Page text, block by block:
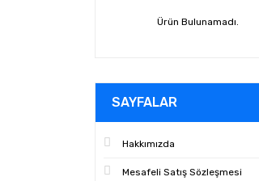
Ürün Bulunamadı.
SAYFALAR
Hakkımızda
Mesafeli Satış Sözleşmesi